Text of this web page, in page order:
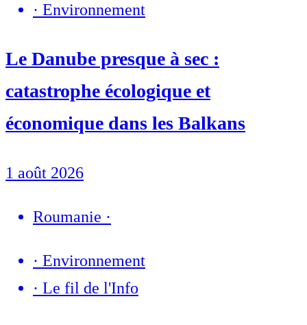
· Environnement
Le Danube presque à sec :
catastrophe écologique et
économique dans les Balkans
1 août 2026
Roumanie ·
· Environnement
· Le fil de l'Info